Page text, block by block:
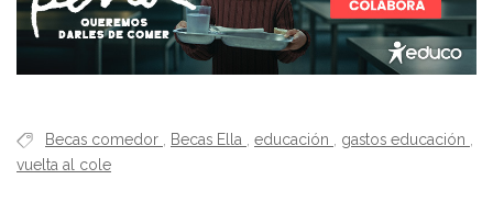
Becas comedor Becas Ella educación gastos educación
vuelta al cole